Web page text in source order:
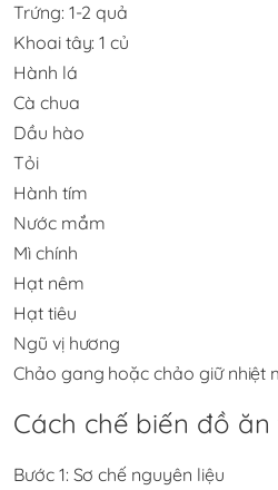
Trứng: 1-2 quả
Khoai tây: 1 củ
Hành lá
Cà chua
Dầu hào
Tỏi
Hành tím
Nước mắm
Mì chính
Hạt nêm
Hạt tiêu
Ngũ vị hương
Chảo gang hoặc chảo giữ nhiệt
Cách chế biến đồ
Bước 1: Sơ chế nguyên liệu